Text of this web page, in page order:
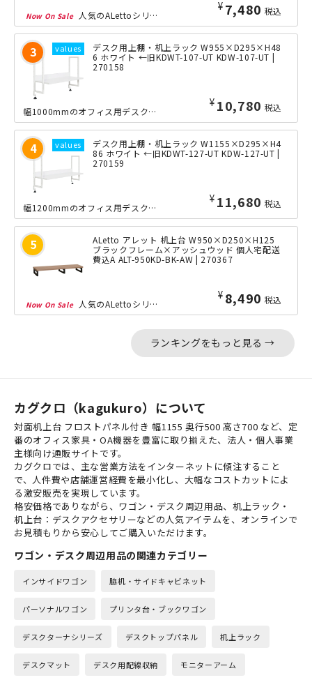
¥ 7,480 税込
人気のALettoシリーズに、机上台が登場しました。モニター台としても使用ができ...
デスク用上棚・机上ラック W955×D295×H48
6 ホワイト ←旧KDWT-107-UT KDW-107-UT |
270158
¥ 11,980 税込
幅1000mmのオフィス用デスクに対応した、天板取付式の上棚・机上ラックです。置...
デスク用上棚・机上ラック W1155×D295×H4
86 ホワイト ←旧KDWT-127-UT KDW-127-UT |
270159
¥ 12,980 税込
幅1200mmのオフィス用デスクに対応した、天板取付式の上棚・机上ラックです。置...
ALetto アレット 机上台 W950×D250×H125
ブラックフレーム×アッシュウッド 個人宅配送
費込A ALT-950KD-BK-AW | 270367
¥ 8,490 税込
人気のALettoシリーズに、幅950mmの机上台が新たに追加されました。モニタ...
ランキングをもっと見る →
カグクロ（kagukuro）について
対面机上台 フロストパネル付き 幅1155 奥行500 高さ700 など、定
番のオフィス家具・OA機器を豊富に取り揃えた、法人・個人事業
主様向け通販サイトです。
カグクロでは、主な営業方法をインターネットに傾注すること
で、人件費や店舗運営経費を最小化し、大幅なコストカットによ
る激安販売を実現しています。
格安価格でありながら、ワゴン・デスク周辺用品、机上ラック・
机上台：デスクアクセサリーなどの人気アイテムを、オンラインで
お見積もりから安心してご購入いただけます。
ワゴン・デスク周辺用品の関連カテゴリー
インサイドワゴン 脇机・サイドキャビネット
パーソナルワゴン プリンタ台・ブックワゴン
デスクターナシリーズ デスクトップパネル 机上ラック
デスクマット デスク用配線収納 モニターアーム